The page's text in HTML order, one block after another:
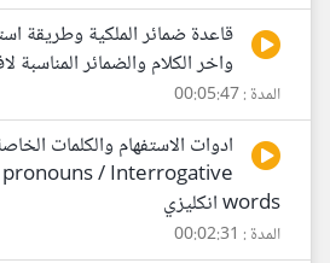
قاعدة ضمائر الملكية وطريقة
واخر الكلام والضمائر المناسبة
المدة : 00:05:47
ادوات الاستفهام والكلمات
/ Interrogative
words انكليزي
المدة : 00:02:31